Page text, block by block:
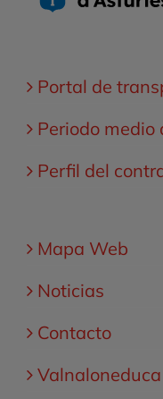
Portal de
Periodo medio
Perfil del
Mapa Web
Noticias
Contacto
Valnaloneduca